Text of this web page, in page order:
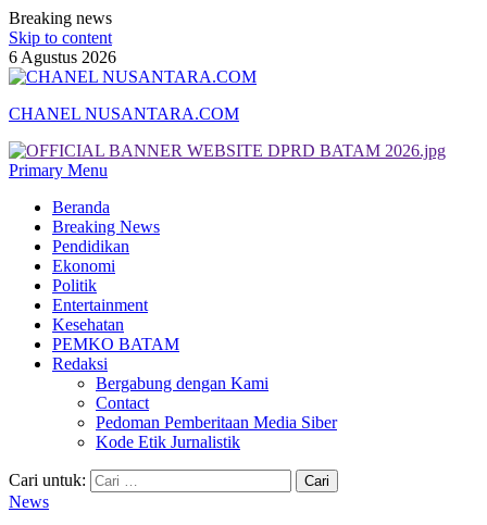
Breaking news
Skip to content
6 Agustus 2026
CHANEL NUSANTARA.COM
Primary Menu
Beranda
Breaking News
Pendidikan
Ekonomi
Politik
Entertainment
Kesehatan
PEMKO BATAM
Redaksi
Bergabung dengan Kami
Contact
Pedoman Pemberitaan Media Siber
Kode Etik Jurnalistik
Cari untuk:
News